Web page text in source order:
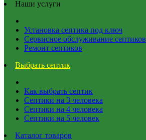
Наши услуги
Установка септика под ключ
Сервисное обслуживание септиков
Ремонт септиков
Выбрать септик
Как выбрать септик
Септики на 3 человека
Септики на 4 человека
Септики на 5 человек
Каталог товаров